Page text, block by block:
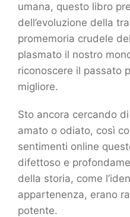
umana, questo libro
dell’evoluzione della
promemoria crudele
plasmato il nostro
riconoscere il passato
migliore.
Sto ancora cercando
amato o odiato, così
sentimenti online
difettoso e
della storia, come
appartenenza, erano
potente.